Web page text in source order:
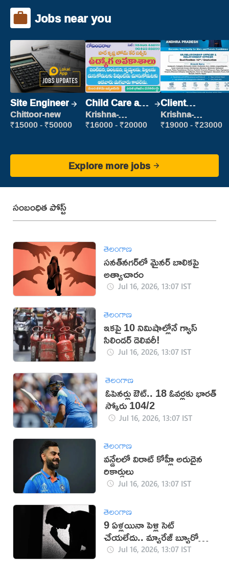
Jobs near you
Site Engineer
Chittoor-new
₹15000 - ₹50000
Child Care and
Patient care
Krishna-
vijayawada
₹16000 - ₹20000
Client
Relationship
Executive
Krishna-
vijayawada
₹19000 - ₹23000
Explore more jobs
సంబంధిత పోస్ట్
తెలంగాణ
సనత్‌నగర్‌లో మైనర్‌ బాలికపై
అత్యాచారం
Jul 16, 2026, 13:07 IST
తెలంగాణ
ఇకపై 10 నిమిషాల్లోనే గ్యాస్
సిలిండర్ డెలివరీ!
Jul 16, 2026, 13:07 IST
తెలంగాణ
ఓపెనర్లు ఔట్‌.. 18 ఓవర్లకు భారత్‌
స్కోరు 104/2
Jul 16, 2026, 13:07 IST
తెలంగాణ
వన్డేలలో విరాట్ కోహ్లీ అరుదైన
రికార్డులు
Jul 16, 2026, 13:07 IST
తెలంగాణ
9 ఏళ్లయినా పెళ్లి సెట్
చేయలేదు.. మ్యారేజ్ బ్యూరోకి
జరిమానా
Jul 16, 2026, 13:07 IST